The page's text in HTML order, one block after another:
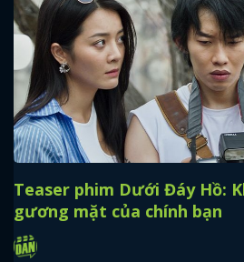
Teaser phim Dưới Đáy Hồ:
gương mặt của chính bạn